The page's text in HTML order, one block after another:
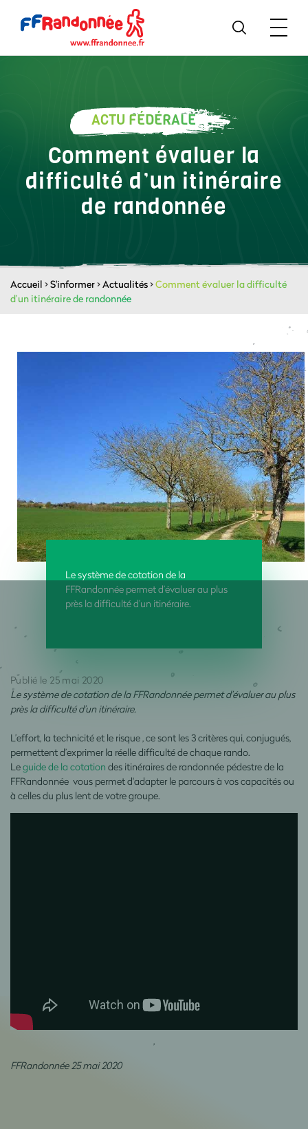
ACTU FÉDÉRALE
Comment évaluer la
difficulté d’un itinéraire
de randonnée
Accueil >S'informer>Actualités>Comment évaluer la difficulté
d’un itinéraire de randonnée
Le système de cotation de la
FFRandonnée permet d’évaluer au plus
près la difficulté d’un itinéraire.
Publié le 25 mai 2020
Le système de cotation de la FFRandonnée permet d’évaluer au plus
près la difficulté d’un itinéraire.
L’effort, la technicité et le risque , ce sont les 3 critères qui, conjugués,
permettent d’exprimer la réelle difficulté de chaque rando.
Leguide de la cotation des itinéraires de randonnée pédestre de la
FFRandonnée vous permet d'adapter le parcours à vos capacités ou
à celles du plus lent de votre groupe.
,
FFRandonnée 25 mai 2020